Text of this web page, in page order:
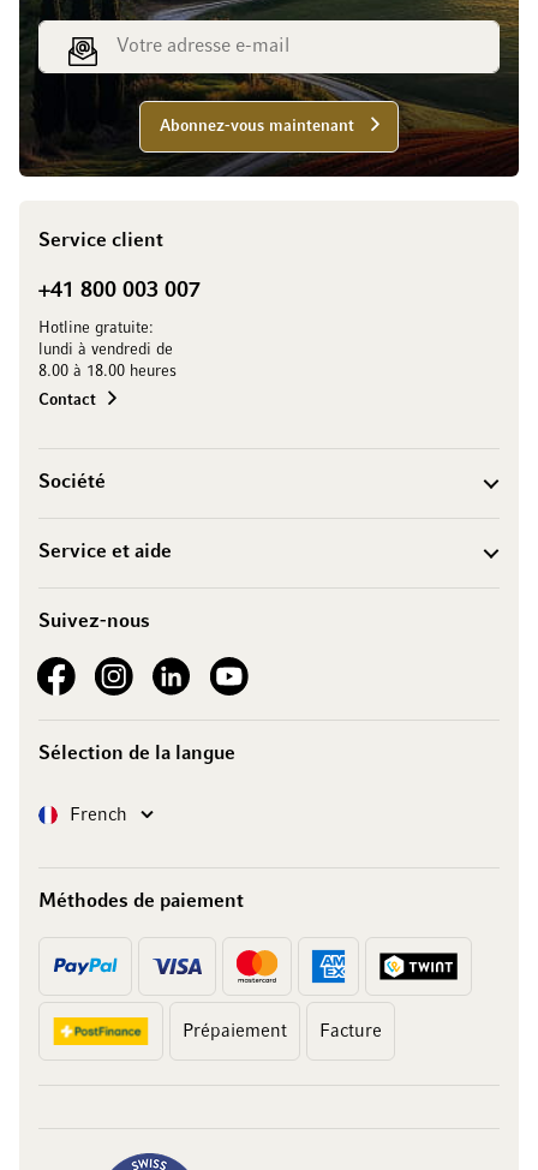
Adresse e-mail
Abonnez-vous maintenant
Service client
+41 800 003 007
Hotline gratuite:
lundi à vendredi de
8.00 à 18.00 heures
Contact
Société
Service et aide
Suivez-nous
See our FacebookSee our Instagram account
See our LinkedInSee our YouTube channel
Sélection de la langue
LangueFrench
Méthodes de paiement
Prépaiement Facture